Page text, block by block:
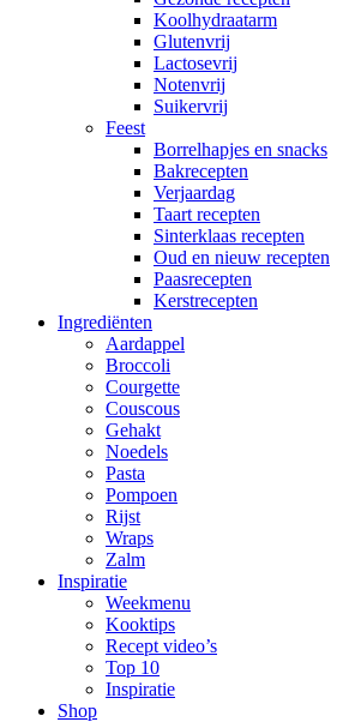
Koolhydraatarm
Glutenvrij
Lactosevrij
Notenvrij
Suikervrij
Feest
Borrelhapjes en snacks
Bakrecepten
Verjaardag
Taart recepten
Sinterklaas recepten
Oud en nieuw recepten
Paasrecepten
Kerstrecepten
Ingrediënten
Aardappel
Broccoli
Courgette
Couscous
Gehakt
Noedels
Pasta
Pompoen
Rijst
Wraps
Zalm
Inspiratie
Weekmenu
Kooktips
Recept video’s
Top 10
Inspiratie
Shop